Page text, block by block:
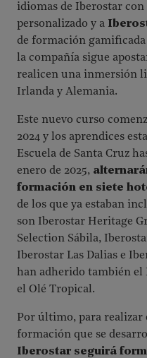
idiomas de Iberostar
personalizado y a
de formación
la compañía sigue
realicen una inmersión
Irlanda y Alemania.
Este nuevo curso
2024 y los aprendices
Escuela de Santa Cruz
enero de 2025,
formación en siete
de los que ya estaban
son Iberostar Heritage
Selection Sábila,
Iberostar Las Dalias e
han adherido también
el Olé Tropical.
Por último, para realizar
formación que se
Iberostar seguirá